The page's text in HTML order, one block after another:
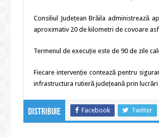
Consiliul Județean Brăila administrează
aproximativ 20 de kilometri de covoare
Termenul de execuție este de 90 de zile
Fiecare intervenție contează pentru
infrastructura rutieră județeană prin
Distribuie Facebook Twitter